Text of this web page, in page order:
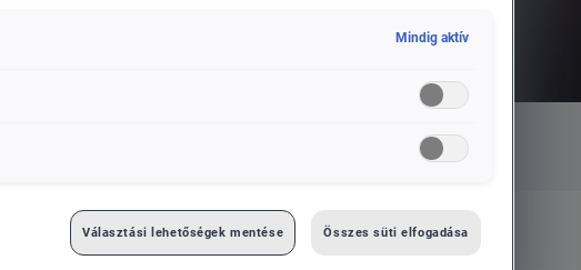
Mindig aktív
Választási lehetőségek mentése Összes süti elfogadása